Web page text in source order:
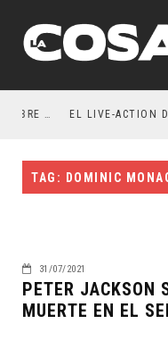
RESEÑA LA INVITACIÓN: OLIVIA WILDE REFLEXIONA SOBRE LA VIDA CONYUGAL EL LIVE-ACTION
TAG: DOMINIC
31/07/2021
PETER JACKSON
MUERTE EN EL